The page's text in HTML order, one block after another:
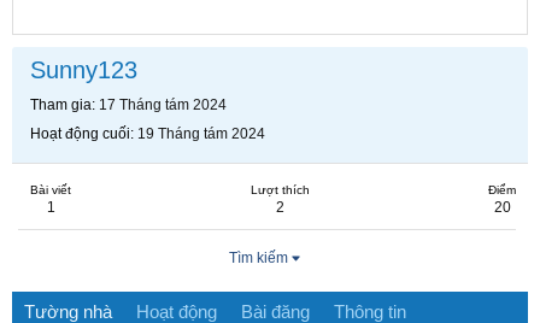
Sunny123
Tham gia 17 Tháng tám 2024
Hoạt động cuối 19 Tháng tám 2024
Bài viết
1
Lượt thích
2
Điểm
20
Tìm kiếm
Tường nhà Hoạt động Bài đăng Thông tin